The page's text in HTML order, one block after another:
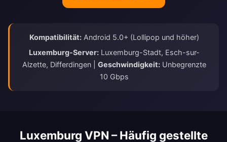
Kompatibilität: Android 5.0+ (Lollipop und höher)
Luxemburg-Server: Luxemburg-Stadt, Esch-sur-
Alzette, Differdingen | Geschwindigkeit: Unbegrenzte
10 Gbps
Luxemburg VPN – Häufig gestellte